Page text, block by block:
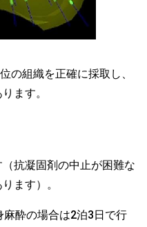
の組織を正確に採取し、
ます。
抗凝固剤の中止が困難な
ます）。
麻酔の場合は2泊3日で行